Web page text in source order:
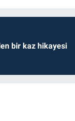
bir kaz hikayesi